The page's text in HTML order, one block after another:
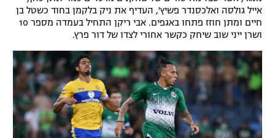
אייל גולסה ואלכסנדר פשיץ', העדיף את ניק בלקמן בחוד כשטל בן
חיים ומתן חוזז פתחו באגפים. אבי ריקן התחיל בעמדה מספר 10
ושרן ייני שוב שיחק כקשר אחורי לצדו של דור פרץ.